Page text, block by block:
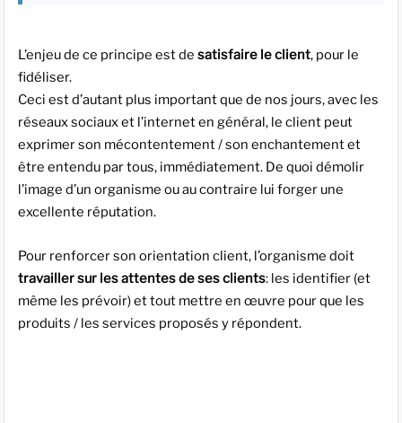
L’enjeu de ce principe est de satisfaire le client, pour le
fidéliser.
Ceci est d’autant plus important que de nos jours, avec les
réseaux sociaux et l’internet en général, le client peut
exprimer son mécontentement / son enchantement et
être entendu par tous, immédiatement. De quoi démolir
l’image d’un organisme ou au contraire lui forger une
excellente réputation.
Pour renforcer son orientation client, l’organisme doit
travailler sur les attentes de ses clients: les identifier (et
même les prévoir) et tout mettre en œuvre pour que les
produits / les services proposés y répondent.